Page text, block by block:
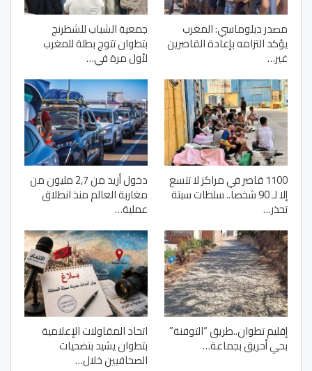
مصدر دبلوماسي: المغرب
يؤكد التزامه بإعادة القاصرين
غير…
جمعية الشباب للشطرنج
بتطوان تتوج بطلة للمغرب
لأول مرة في…
1100 قاصر في مراكز لا تتسع
إلا لـ 90 شخصا.. سلطات سبتة
تحذر…
دخول أزيد من 2,7 مليون من
مغاربة العالم منذ انطلاق
عملية…
إقليم تطوان..طريق “التوفنة”
بحي أحريق بجماعة…
اتحاد المقاولات الإعلامية
بتطوان يشيد بتضحيات
الصحافيين خلال…